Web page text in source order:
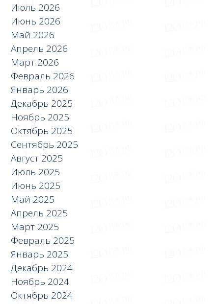
Июль 2026
Июнь 2026
Май 2026
Апрель 2026
Март 2026
Февраль 2026
Январь 2026
Декабрь 2025
Ноябрь 2025
Октябрь 2025
Сентябрь 2025
Август 2025
Июль 2025
Июнь 2025
Май 2025
Апрель 2025
Март 2025
Февраль 2025
Январь 2025
Декабрь 2024
Ноябрь 2024
Октябрь 2024